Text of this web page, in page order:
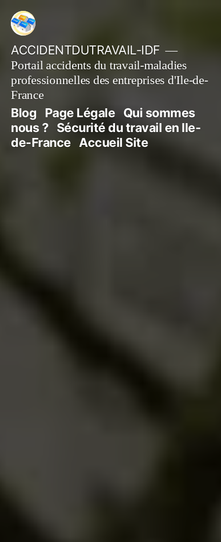
Aller
contenu
ACCIDENTDUTRAVAIL-IDF
Portail accidents du travail-maladies
professionnelles des entreprises d'Ile-de-
France
Blog Page Légale Qui sommes
nous ? Sécurité du travail en Ile-
de-France Accueil Site